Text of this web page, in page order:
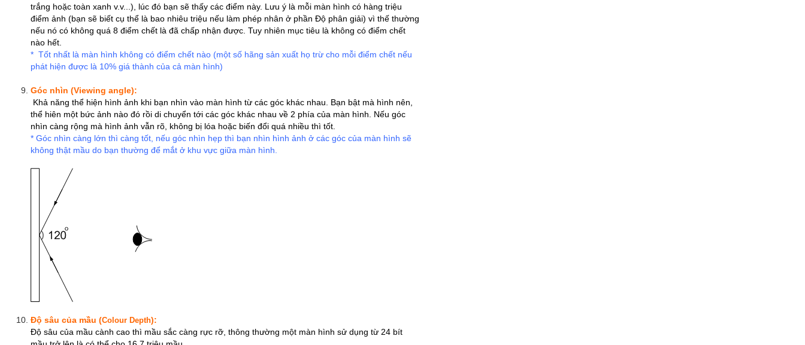
trắng hoặc toàn xanh v.v...), lúc đó bạn sẽ thấy các điểm này. Lưu ý là mỗi màn hình có hàng triệu
điểm ảnh (bạn sẽ biết cụ thể là bao nhiêu triệu nếu làm phép nhân ở phần Độ phân giải) vì thế thường
nếu nó có không quá 8 điểm chết là đã chấp nhận được. Tuy nhiên mục tiêu là không có điểm chết
nào hết.
* Tốt nhất là màn hình không có điểm chết nào (một số hãng sản xuất họ trừ cho mỗi điểm chết nếu
phát hiện được là 10% giá thành của cả màn hình)
Góc nhìn (Viewing angle):
Khả năng thể hiện hình ảnh khi bạn nhìn vào màn hình từ các góc khác nhau. Bạn bật mà hình nên,
thể hiên một bức ảnh nào đó rồi di chuyển tới các góc khác nhau về 2 phía của màn hình. Nếu góc
nhìn càng rộng mà hình ảnh vẫn rõ, không bị lóa hoặc biến đổi quá nhiều thì tốt.
* Góc nhìn càng lớn thì càng tốt, nếu góc nhìn hẹp thì bạn nhìn hình ảnh ở các góc của màn hình sẽ
không thật mầu do bạn thường để mắt ở khu vực giữa màn hình.
Độ sâu của mầu (Colour Depth):
Độ sâu của mầu cành cao thì mầu sắc càng rực rỡ, thông thường một màn hình sử dụng từ 24 bít